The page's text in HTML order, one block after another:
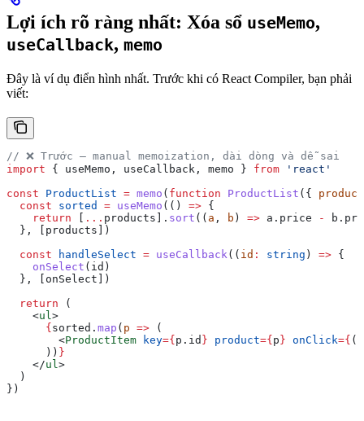
Lợi ích rõ ràng nhất: Xóa sổ useMemo,
useCallback, memo
Đây là ví dụ điển hình nhất. Trước khi có React Compiler, bạn phải
viết:
// ❌ Trước — manual memoization, dài dòng và dễ sai
import { useMemo , useCallback , memo } from 'react'
const ProductList = memo ( function ProductList ({
  const
sorted = useMemo (() => {
    return
... products ]. sort (( a , b ) => a . price - b .
  }, [
products ])
  const
handleSelect = useCallback(( id : string ) => {
    onSelect
( id )
  }, [
onSelect ])
  return
(
    <
ul>
      {
sorted . map ( p => (
        <
ProductItem key={ p . id } product={ p } onClick={
      ))
}
    </
ul>
  )
})